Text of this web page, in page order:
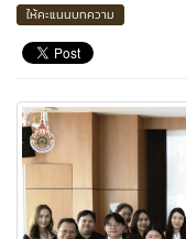
ให้คะแนนบทความ